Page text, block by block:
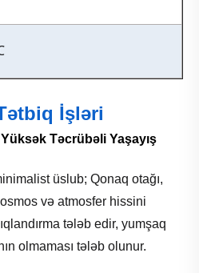
İşləri
Təcrübəli Yaşayış
üslub; Qonaq otağı,
və atmosfer hissini
tələb edir, yumşaq
olmaması tələb olunur.